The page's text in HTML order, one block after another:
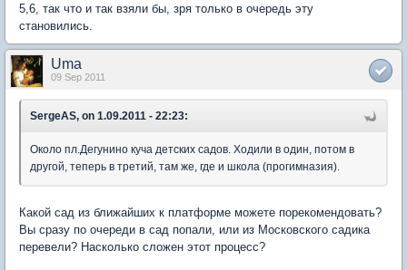
5,6, так что и так взяли бы, зря только в очередь эту
становились.
Uma
09 Sep 2011
SergeAS, on 1.09.2011 - 22:23:
Около пл.Дегунино куча детских садов. Ходили в один, потом в
другой, теперь в третий, там же, где и школа (прогимназия).
Какой сад из ближайших к платформе можете порекомендовать?
Вы сразу по очереди в сад попали, или из Московского садика
перевели? Насколько сложен этот процесс?